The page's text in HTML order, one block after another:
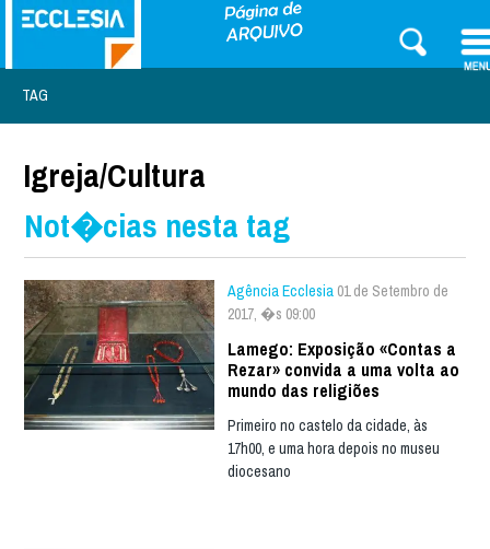
TAG
Igreja/Cultura
Not�cias nesta tag
Agência Ecclesia 01 de Setembro de
2017, �s 09:00
Lamego: Exposição «Contas a
Rezar» convida a uma volta ao
mundo das religiões
Primeiro no castelo da cidade, às
17h00, e uma hora depois no museu
diocesano